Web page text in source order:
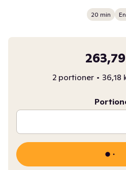
20 min
2 portioner • 36,18